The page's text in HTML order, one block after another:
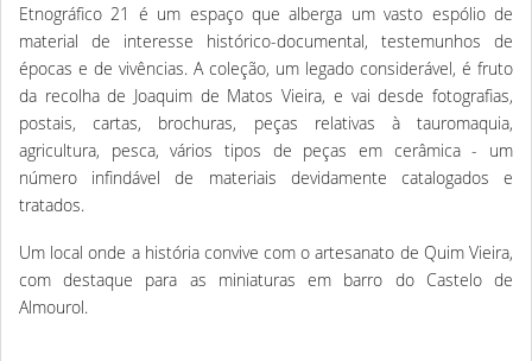
Etnográfico 21 é um espaço que alberga um vasto espólio de
material de interesse histórico-documental, testemunhos de
épocas e de vivências. A coleção, um legado considerável, é fruto
da recolha de Joaquim de Matos Vieira, e vai desde fotografias,
postais, cartas, brochuras, peças relativas à tauromaquia,
agricultura, pesca, vários tipos de peças em cerâmica - um
número infindável de materiais devidamente catalogados e
tratados.
Um local onde a história convive com o artesanato de Quim Vieira,
com destaque para as miniaturas em barro do Castelo de
Almourol.